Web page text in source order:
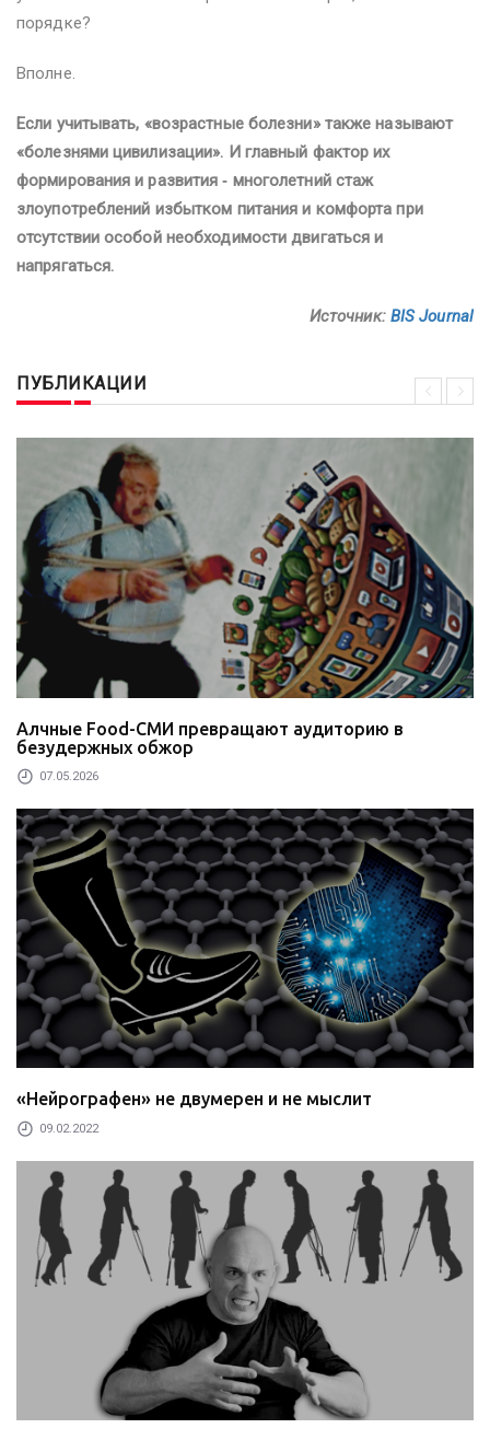
порядке?
Вполне.
Если учитывать, «возрастные болезни» также называют
«болезнями цивилизации». И главный фактор их
формирования и развития ‑ многолетний стаж
злоупотреблений избытком питания и комфорта при
отсутствии особой необходимости двигаться и
напрягаться.
Источник: BIS Journal
ПУБЛИКАЦИИ
Алчные Food-СМИ превращают аудиторию в
безудержных обжор
07.05.2026
«Нейрографен» не двумерен и не мыслит
09.02.2022